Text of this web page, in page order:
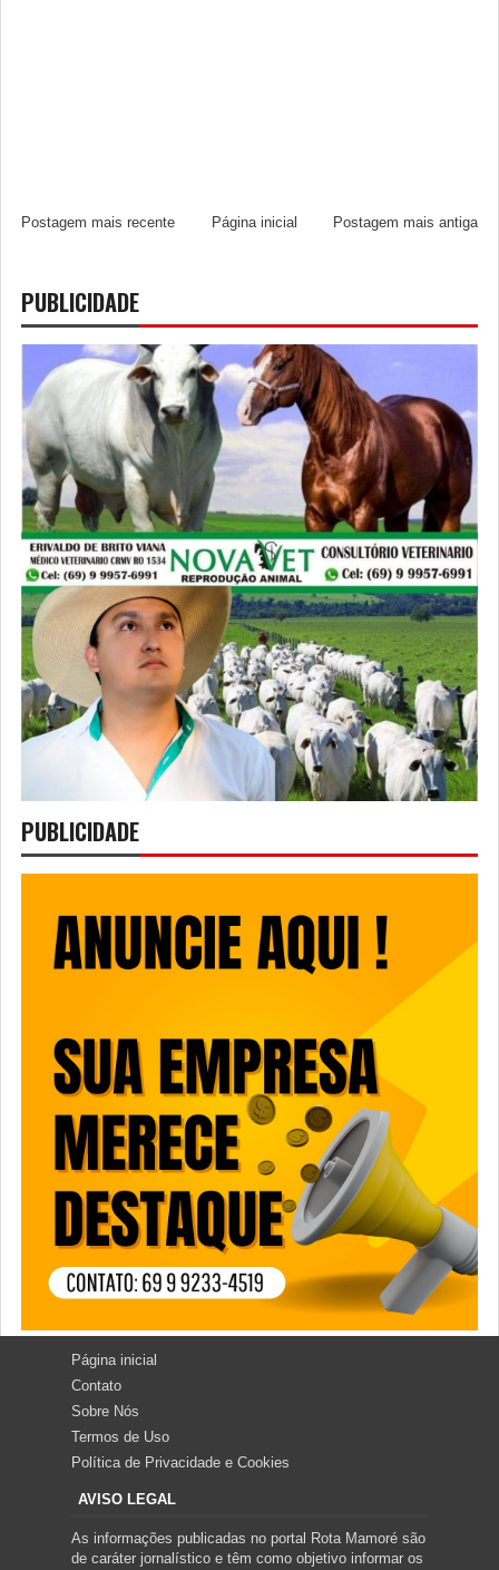
Postagem mais recente Postagem mais antiga
Página inicial
PUBLICIDADE
PUBLICIDADE
Página inicial
Contato
Sobre Nós
Termos de Uso
Política de Privacidade e Cookies
AVISO LEGAL
As informações publicadas no portal Rota Mamoré são
de caráter jornalístico e têm como objetivo informar os